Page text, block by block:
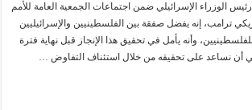
رئيس الوزراء الإسرائيلي ضمن اجتماعات الجمعية العامة للأمم
ترامب، إنه يفضل صفقة بين الفلسطينيين والإسرائيليين
وأنه يأمل في تحقيق هذا الإنجاز قبل نهاية فترة
أن نساعد على تحقيقه من خلال استئناف التفاوض …